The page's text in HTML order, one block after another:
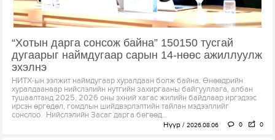
“Хотын дарга сонсож байна” 150150 тусгай
дугаарыг наймдугаар сарын 14-нөөс ажиллуулж
эхэлнэ
НИТХ-ын ээлжит наймдугаар хуралдаан болж байна. Өнөөдрийн
хуралдаанаар нийслэлийн нутгийн захиргааны байгууллага, албан
тушаалтанд 2025, 2026 оны эхний хагас жилийн байдлаар иргэдээс
ирсэн өргөдөл, гомдлын шийдвэрлэлтийн тайлан мэдээллийг
сонслоо. Нийслэлийн Засаг дарга бөгөөд...
Нүүр 2026.08.06 0 0